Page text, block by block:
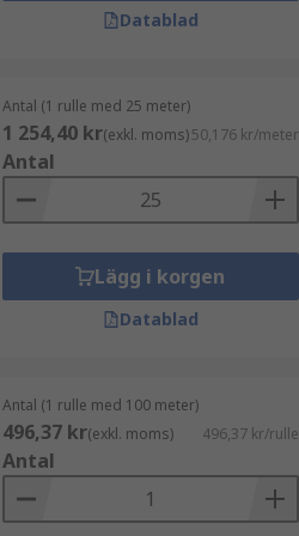
Datablad
Antal (1 rulle med 25 meter)
1 254,40 kr(exkl. moms)50,176 kr/meter
Antal
Lägg i korgen
Datablad
Antal (1 rulle med 100 meter)
496,37 kr(exkl. moms) 496,37 kr/rulle
Antal